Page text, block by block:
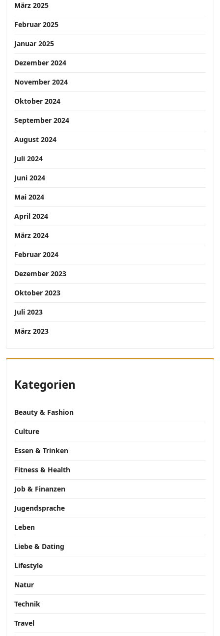
März 2025
Februar 2025
Januar 2025
Dezember 2024
November 2024
Oktober 2024
September 2024
August 2024
Juli 2024
Juni 2024
Mai 2024
April 2024
März 2024
Februar 2024
Dezember 2023
Oktober 2023
Juli 2023
März 2023
Kategorien
Beauty & Fashion
Culture
Essen & Trinken
Fitness & Health
Job & Finanzen
Jugendsprache
Leben
Liebe & Dating
Lifestyle
Natur
Technik
Travel